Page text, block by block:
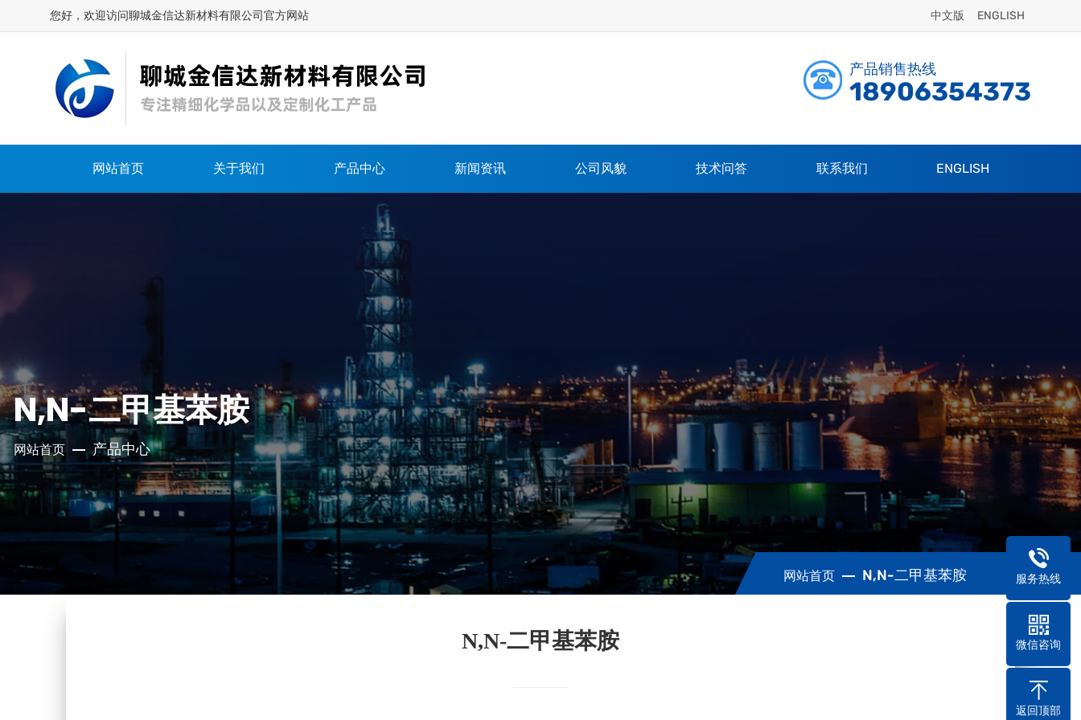
您好，欢迎访问聊城金信达新材料有限公司官方网站 中文版 ENGLISH
产品销售热线
18906354373
网站首页 关于我们 产品中心 新闻资讯 公司风貌 技术问答 联系我们 ENGLISH
N,N-二甲基苯胺
网站首页 产品中心
网站首页 N,N-二甲基苯胺
N,N-二甲基苯胺
服务热线
微信咨询
返回顶部